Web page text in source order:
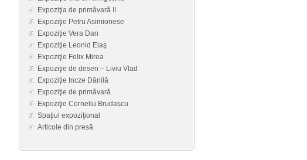
Expoziţia de primăvară II
Expoziţie Petru Asimionese
Expoziţie Vera Dan
Expoziţie Leonid Elaş
Expoziţie Felix Mirea
Expoziţie de desen – Liviu Vlad
Expoziţie Incze Dănilă
Expoziţie de primăvară
Expoziţie Corneliu Brudaṣcu
Spaţiul expoziţional
Articole din presă